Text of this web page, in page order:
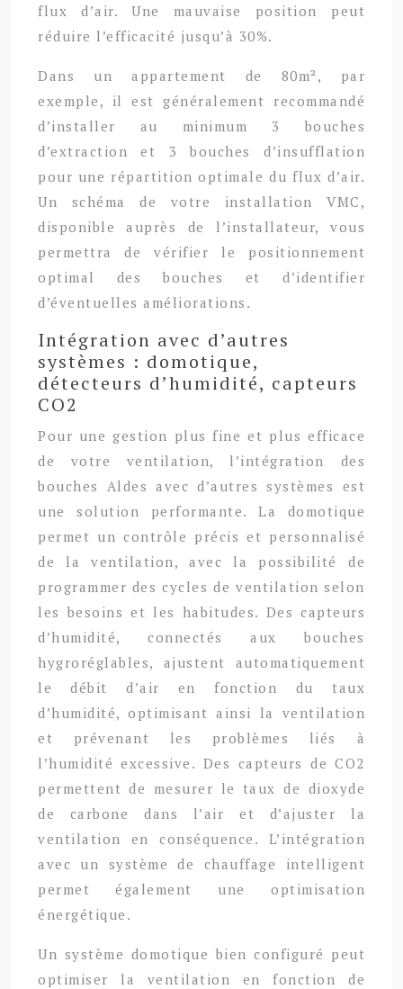
flux d’air. Une mauvaise position peut
réduire l’efficacité jusqu’à 30%.
Dans un appartement de 80m², par
exemple, il est généralement recommandé
d’installer au minimum 3 bouches
d’extraction et 3 bouches d’insufflation
pour une répartition optimale du flux d’air.
Un schéma de votre installation VMC,
disponible auprès de l’installateur, vous
permettra de vérifier le positionnement
optimal des bouches et d’identifier
d’éventuelles améliorations.
Intégration avec d’autres
systèmes : domotique,
détecteurs d’humidité, capteurs
CO2
Pour une gestion plus fine et plus efficace
de votre ventilation, l’intégration des
bouches Aldes avec d’autres systèmes est
une solution performante. La domotique
permet un contrôle précis et personnalisé
de la ventilation, avec la possibilité de
programmer des cycles de ventilation selon
les besoins et les habitudes. Des capteurs
d’humidité, connectés aux bouches
hygroréglables, ajustent automatiquement
le débit d’air en fonction du taux
d’humidité, optimisant ainsi la ventilation
et prévenant les problèmes liés à
l’humidité excessive. Des capteurs de CO2
permettent de mesurer le taux de dioxyde
de carbone dans l’air et d’ajuster la
ventilation en conséquence. L’intégration
avec un système de chauffage intelligent
permet également une optimisation
énergétique.
Un système domotique bien configuré peut
optimiser la ventilation en fonction de